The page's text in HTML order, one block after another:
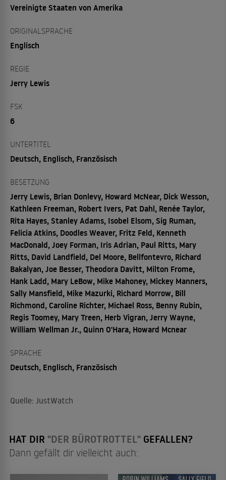
Vereinigte Staaten von Amerika
ORIGINALSPRACHE
Englisch
REGIE
Jerry Lewis
FSK
6
UNTERTITEL
Deutsch, Englisch, Französisch
BESETZUNG
Jerry Lewis, Brian Donlevy, Howard McNear, Dick Wesson,
Kathleen Freeman, Robert Ivers, Pat Dahl, Renée Taylor,
Rita Hayes, Stanley Adams, Isobel Elsom, Sig Ruman,
Felicia Atkins, Doodles Weaver, Fritz Feld, Kenneth
MacDonald, Joey Forman, Iris Adrian, Paul Ritts, Mary
Ritts, David Landfield, Del Moore, Bellfontevro, Richard
Bakalyan, Joe Besser, Theodora Davitt, Milton Frome,
Hank Ladd, Mary LeBow, Mike Mahoney, Mickey Manners,
Sally Mansfield, Mike Mazurki, Richard Morrow, Bill
Richmond, Caroline Richter, Michael Ross, Benny Rubin,
Regis Toomey, Mary Treen, Herb Vigran, Jerry Wayne,
William Wellman Jr., Quinn O'Hara, Howard Mcnear
SPRACHE
Deutsch, Englisch, Französisch
Quelle: JustWatch
HAT DIR "DER BÜROTROTTEL" GEFALLEN?
Dann gefällt dir vielleicht auch: